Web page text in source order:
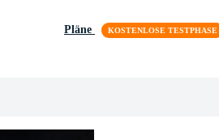
Pläne